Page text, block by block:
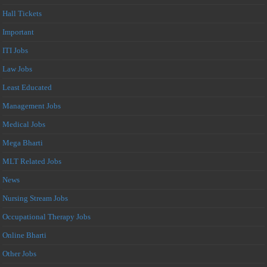
Hall Tickets
Important
ITI Jobs
Law Jobs
Least Educated
Management Jobs
Medical Jobs
Mega Bharti
MLT Related Jobs
News
Nursing Stream Jobs
Occupational Therapy Jobs
Online Bharti
Other Jobs